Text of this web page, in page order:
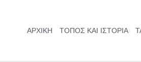
ΑΡΧΙΚΗ ΤΌΠΟΣ ΚΑΙ ΙΣΤΟΡΊΑ